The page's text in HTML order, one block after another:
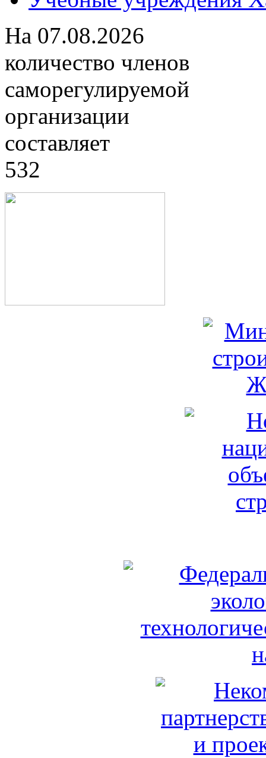
На 07.08.2026
количество членов
саморегулируемой
организации
составляет
532